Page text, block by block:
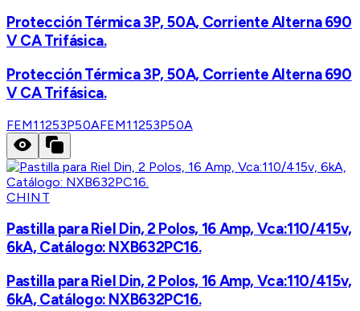
Protección Térmica 3P, 50A, Corriente Alterna 690
V CA Trifásica.
Protección Térmica 3P, 50A, Corriente Alterna 690
V CA Trifásica.
FEM11253P50AFEM11253P50A
CHINT
Pastilla para Riel Din, 2 Polos, 16 Amp, Vca:110/415v,
6kA, Catálogo: NXB632PC16.
Pastilla para Riel Din, 2 Polos, 16 Amp, Vca:110/415v,
6kA, Catálogo: NXB632PC16.